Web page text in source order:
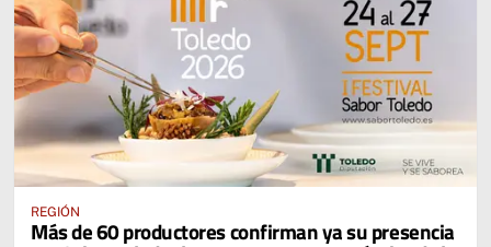
REGIÓN
Más de 60 productores confirman ya su presencia